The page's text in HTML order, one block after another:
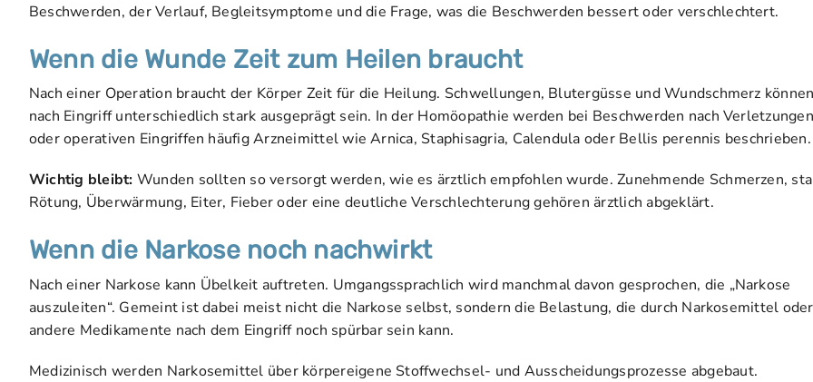
Beschwerden, der Verlauf, Begleitsymptome und die Frage, was die Beschwerden bessert oder verschlechtert.
Wenn die Wunde Zeit zum Heilen braucht
Nach einer Operation braucht der Körper Zeit für die Heilung. Schwellungen, Blutergüsse und Wundschmerz
nach Eingriff unterschiedlich stark ausgeprägt sein. In der Homöopathie werden bei Beschwerden nach Verletzungen
oder operativen Eingriffen häufig Arzneimittel wie Arnica, Staphisagria, Calendula oder Bellis perennis beschrieben.
Wichtig bleibt: Wunden sollten so versorgt werden, wie es ärztlich empfohlen wurde. Zunehmende Schmerzen,
Rötung, Überwärmung, Eiter, Fieber oder eine deutliche Verschlechterung gehören ärztlich abgeklärt.
Wenn die Narkose noch nachwirkt
Nach einer Narkose kann Übelkeit auftreten. Umgangssprachlich wird manchmal davon gesprochen, die „Narkose
auszuleiten“. Gemeint ist dabei meist nicht die Narkose selbst, sondern die Belastung, die durch Narkosemittel oder
andere Medikamente nach dem Eingriff noch spürbar sein kann.
Medizinisch werden Narkosemittel über körpereigene Stoffwechsel- und Ausscheidungsprozesse abgebaut.